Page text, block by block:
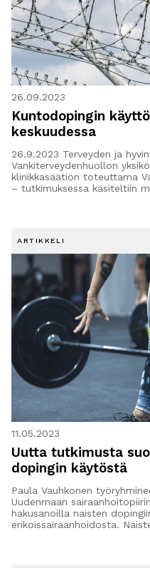
26.09.2023
Kuntodopingin
keskuudessa
26.9.2023 Terveyden ja
Vankiterveydenhuollon
klinikkasäätiön toteuttama
– tutkimuksessa käsiteltiin
ARTIKKELI
11.05.2023
Uutta tutkimusta
dopingin käytöstä
Paula Vauhkonen
Uudenmaan
hakusanoilla naisten
erikoissairaanhoidosta.